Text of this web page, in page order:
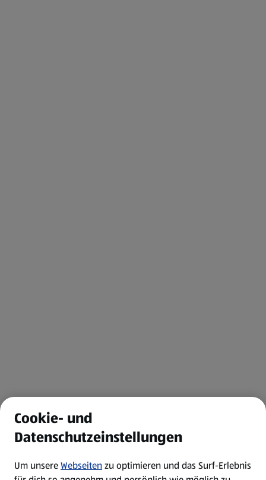
Cookie- und
Datenschutzeinstellungen
Um unsereWebseitenzu optimieren und das Surf-Erlebnis